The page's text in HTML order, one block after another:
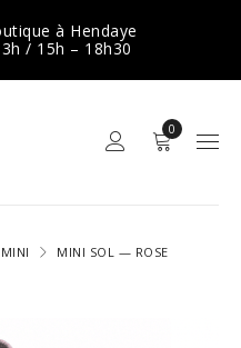
à Hendaye
/ 15h – 18h30
0
MINI SOL — ROSE